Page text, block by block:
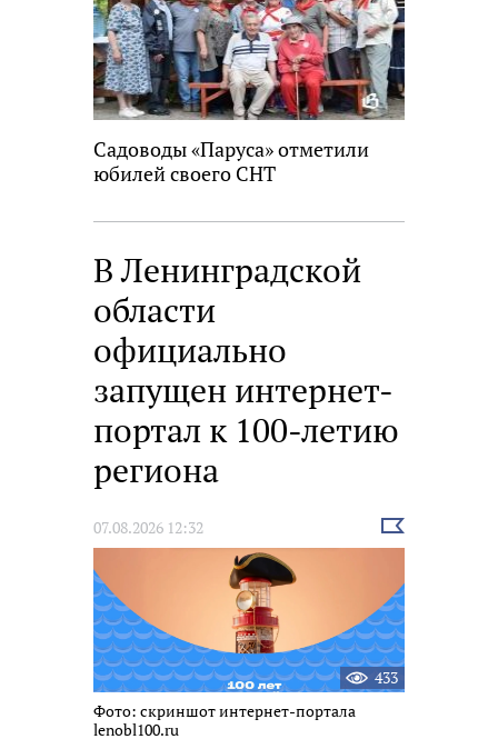
Садоводы «Паруса» отметили
юбилей своего СНТ
В Ленинградской
области
официально
запущен интернет-
портал к 100-летию
региона
07.08.2026 12:32
Выбрать
новость
433
Фото: скриншот интернет-портала
lenobl100.ru